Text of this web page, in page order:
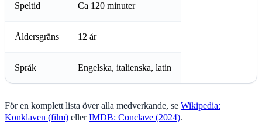
Speltid Ca 120 minuter
Åldersgräns 12 år
Språk Engelska, italienska, latin
För en komplett lista över alla medverkande, se Wikipedia:
Konklaven (film) ellerIMDB: Conclave (2024).